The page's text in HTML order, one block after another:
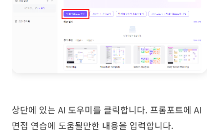
상단에 있는 AI 도우미를 클릭합니다. 프롬포트에 AI
면접 연습에 도움될만한 내용을 입력합니다.